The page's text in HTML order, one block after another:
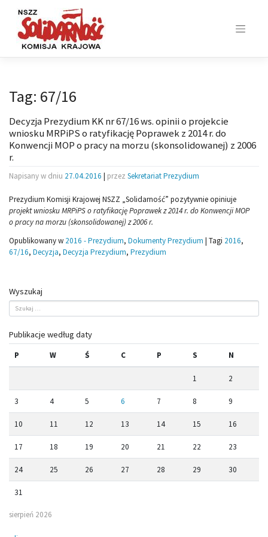
content
Tag: 67/16
Decyzja Prezydium KK nr 67/16 ws. opinii o projekcie
wniosku MRPiPS o ratyfikację Poprawek z 2014 r. do
Konwencji MOP o pracy na morzu (skonsolidowanej) z 2006
r.
Napisany w dniu 27.04.2016 | przez Sekretariat Prezydium
Prezydium Komisji Krajowej NSZZ „Solidarność” pozytywnie opiniuje
projekt wniosku MRPiPS o ratyfikację Poprawek z 2014 r. do Konwencji MOP
o pracy na morzu (skonsolidowanej) z 2006 r.
Opublikowany w 2016 - Prezydium, Dokumenty Prezydium | Tagi 2016,
67/16, Decyzja, Decyzja Prezydium, Prezydium
Wyszukaj
Publikacje według daty
sierpień 2026
P W Ś C P S N
1 2
3 4 5 6 7 8 9
10 11 12 13 14 15 16
17 18 19 20 21 22 23
24 25 26 27 28 29 30
31